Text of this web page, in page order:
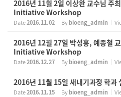
2016년 11월 2일 이상완 교수님
Initiative Workshop
Date2016.11.02 Bybioeng_admin
2016년 12월 27일 박성홍, 예종철
Initiative Workshop
Date2016.12.27 Bybioeng_admin
2016년 11월 15일 새내기과정 학과
Date2016.11.15 Bybioeng_admin